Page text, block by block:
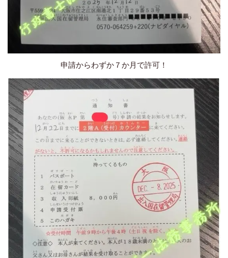
申請からわずか７か月で許可！